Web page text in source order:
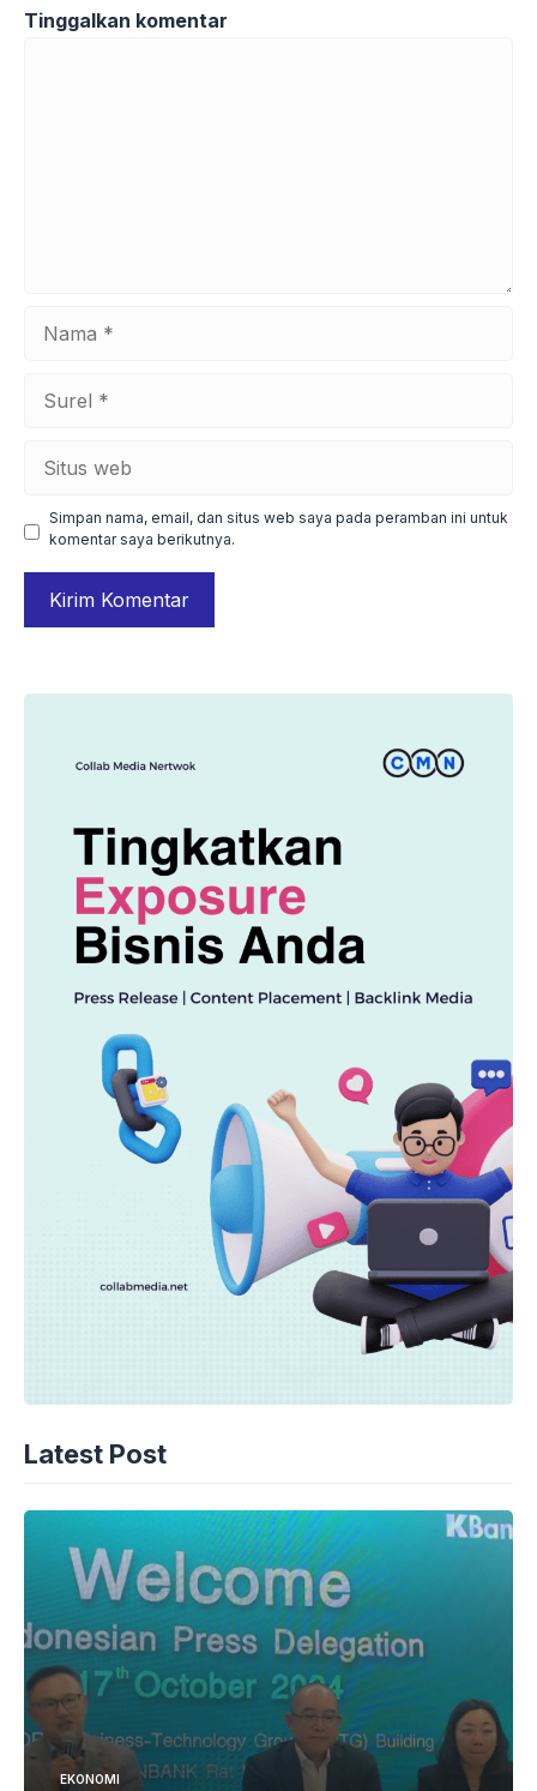
Tinggalkan komentar
web
Simpan nama, email, dan situs web saya pada peramban ini untuk
komentar saya berikutnya.
Latest Post
EKONOMI